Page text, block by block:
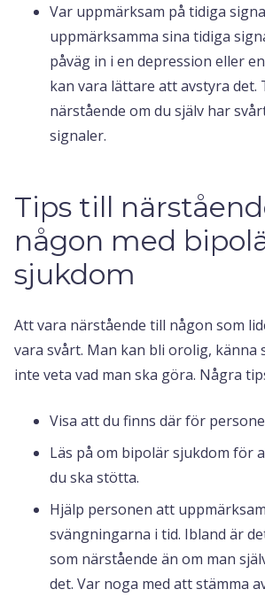
Var uppmärksam på tidiga
uppmärksamma sina tidiga
påväg in i en depression eller
kan vara lättare att avstyra det.
närstående om du själv har
signaler.
Tips till
någon med
sjukdom
Att vara närstående till någon som
vara svårt. Man kan bli orolig, känna
inte veta vad man ska göra. Några
Visa att du finns där för
Läs på om bipolär sjukdom för
du ska stötta.
Hjälp personen att
svängningarna i tid. Ibland är
som närstående än om man
det. Var noga med att stämma